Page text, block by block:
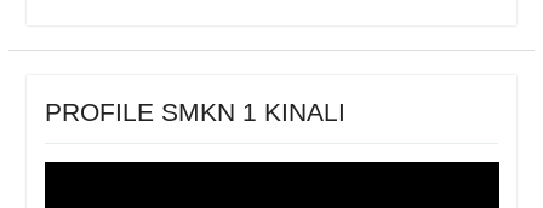
PROFILE SMKN 1 KINALI